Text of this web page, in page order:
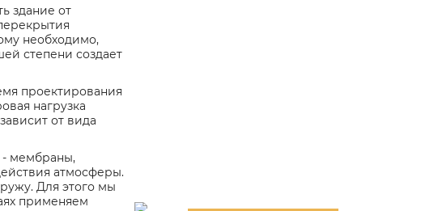
здание от
необходимо,
степени создает
проектирования
нагрузка
от вида
- мембраны,
атмосферы.
Для этого мы
применяем